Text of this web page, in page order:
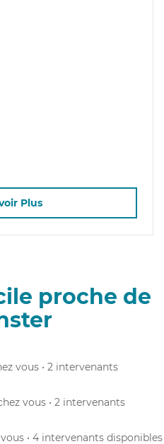
Plus
proche de
vous • 2 intervenants
vous • 2 intervenants
• 4 intervenants disponibles